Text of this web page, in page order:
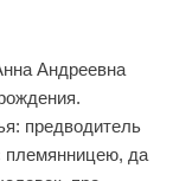
Андреевна
предводитель
да